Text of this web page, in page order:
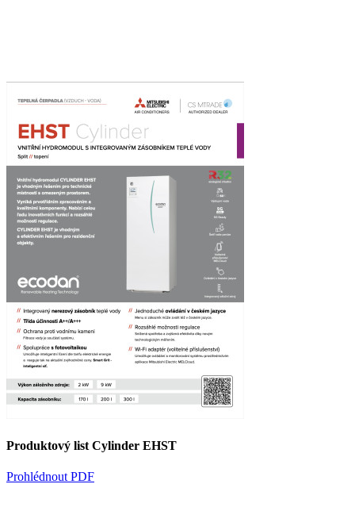
Produktový list Cylinder EHST
Prohlédnout PDF